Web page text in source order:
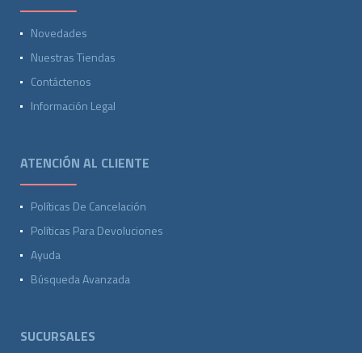
Novedades
Nuestras Tiendas
Contáctenos
Información Legal
ATENCIÓN AL CLIENTE
Políticas De Cancelación
Políticas Para Devoluciones
Ayuda
Búsqueda Avanzada
SUCURSALES